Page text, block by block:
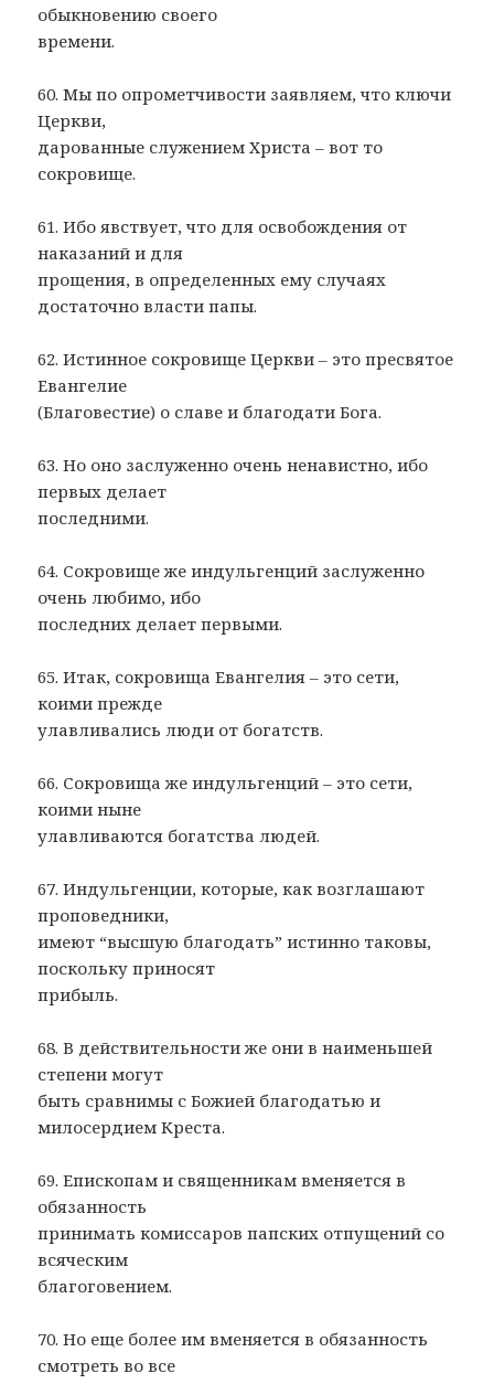
обыкновению своего
времени.
60. Мы по опрометчивости заявляем, что ключи
Церкви,
дарованные служением Христа – вот то
сокровище.
61. Ибо явствует, что для освобождения от
наказаний и для
прощения, в определенных ему случаях
достаточно власти папы.
62. Истинное сокровище Церкви – это пресвятое
Евангелие
(Благовестие) о славе и благодати Бога.
63. Но оно заслуженно очень ненавистно, ибо
первых делает
последними.
64. Сокровище же индульгенций заслуженно
очень любимо, ибо
последних делает первыми.
65. Итак, сокровища Евангелия – это сети,
коими прежде
улавливались люди от богатств.
66. Сокровища же индульгенций – это сети,
коими ныне
улавливаются богатства людей.
67. Индульгенции, которые, как возглашают
проповедники,
имеют “высшую благодать” истинно таковы,
поскольку приносят
прибыль.
68. В действительности же они в наименьшей
степени могут
быть сравнимы с Божией благодатью и
милосердием Креста.
69. Епископам и священникам вменяется в
обязанность
принимать комиссаров папских отпущений со
всяческим
благоговением.
70. Но еще более им вменяется в обязанность
смотреть во все